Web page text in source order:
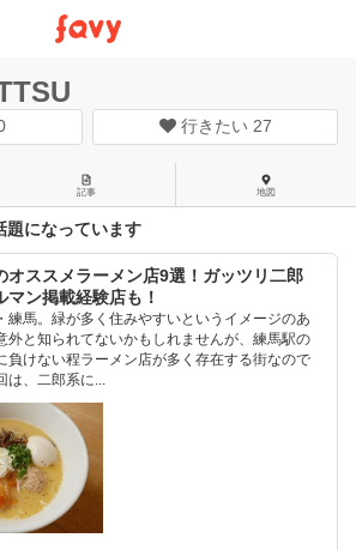
行きたい 27
記事 地図
題になっています
オススメラーメン店9選！ガッツリ二郎
マン掲載経験店も！
練馬。緑が多く住みやすいというイメージのあ
外と知られてないかもしれませんが、練馬駅の
負けない程ラーメン店が多く存在する街なので
、二郎系に...